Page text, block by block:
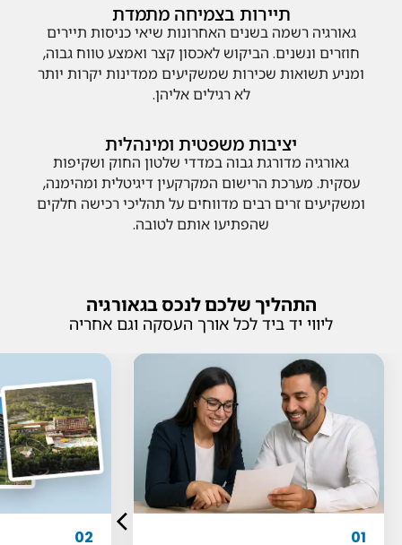
תיירות בצמיחה מתמדת
גאורגיה רשמה בשנים האחרונות שיאי כניסות תיירים
חוזרים ונשנים. הביקוש לאכסון קצר ואמצע טווח גבוה,
ומניע תשואות שכירות שמשקיעים ממדינות יקרות יותר
לא רגילים אליהן.
יציבות משפטית ומינהלית
גאורגיה מדורגת גבוה במדדי שלטון החוק ושקיפות
עסקית. מערכת הרישום המקרקעין דיגיטלית ומהימנה,
ומשקיעים זרים רבים מדווחים על תהליכי רכישה חלקים
שהפתיעו אותם לטובה.
התהליך שלכם לנכס בגאורגיה
ליווי יד ביד לכל אורך העסקה וגם אחריה
01
02